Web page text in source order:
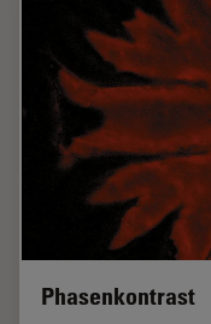
Phasenkontrast